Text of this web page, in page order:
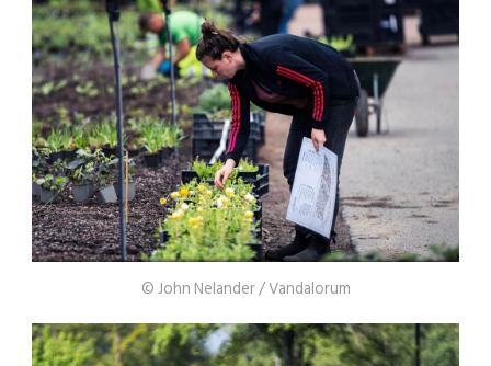
© John Nelander / Vandalorum